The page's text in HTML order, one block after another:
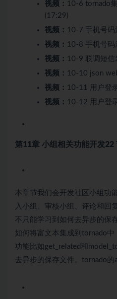
视频： 10-6 tornado
(17:29)
视频： 10-7 手机号
视频： 10-8 手机号
视频： 10-9 联调短信
视频： 10-10 json
视频： 10-11 用户登
视频： 10-12 用户登
第11章 小组相关功能开发22
本章节我们会开发社区小组功
入小组、审核小组、评论和回
不只能学习到如何去异步的保
如何将富文本集成到tornado
功能比如get_related和
去异步的保存文件。tornado